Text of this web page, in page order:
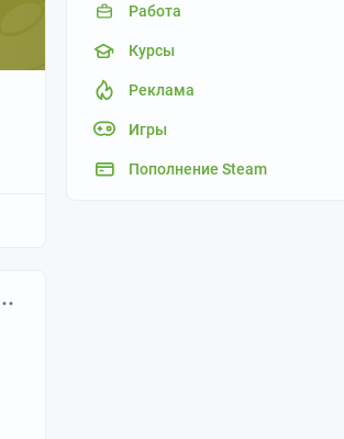
Работа
Курсы
Реклама
Игры
Пополнение Steam